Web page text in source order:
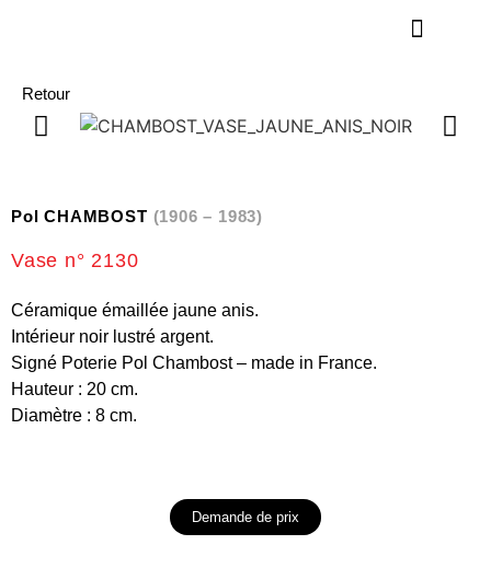
Retour
Pol CHAMBOST (1906 – 1983)
Vase n° 2130
Céramique émaillée jaune anis.
Intérieur noir lustré argent.
Signé Poterie Pol Chambost – made in France.
Hauteur : 20 cm.
Diamètre : 8 cm.
Demande de prix